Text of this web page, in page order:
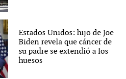
Estados Unidos: hijo de Joe
Biden revela que cáncer de
su padre se extendió a los
huesos